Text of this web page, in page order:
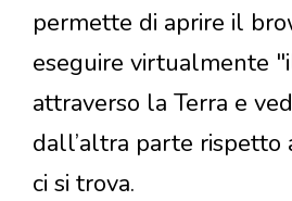
permette di aprire il
eseguire virtualmente
attraverso la Terra e
dall’altra parte rispetto
ci si trova.